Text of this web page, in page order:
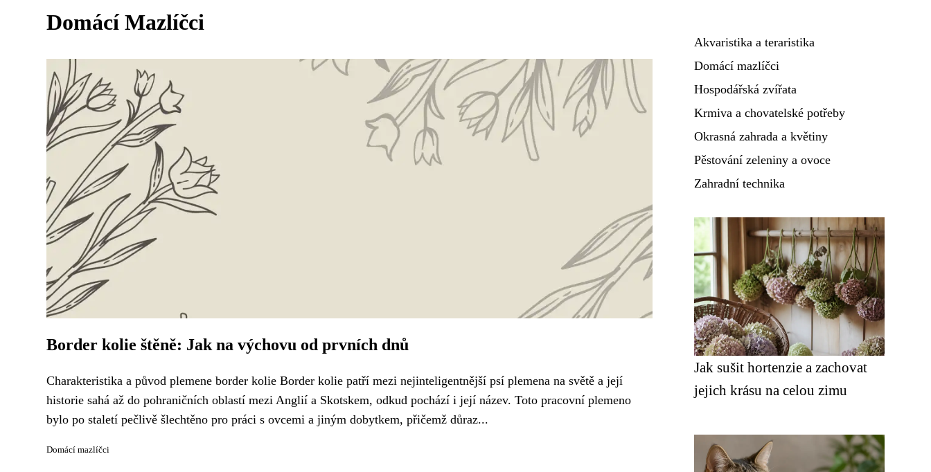
Domácí Mazlíčci
Border kolie štěně: Jak na výchovu od prvních dnů
Charakteristika a původ plemene border kolie Border kolie patří mezi nejinteligentnější psí plemena na světě a její
historie sahá až do pohraničních oblastí mezi Anglií a Skotskem, odkud pochází i její název. Toto pracovní plemeno
bylo po staletí pečlivě šlechtěno pro práci s ovcemi a jiným dobytkem, přičemž důraz...
Domácí mazlíčci
Akvaristika a teraristika
Domácí mazlíčci
Hospodářská zvířata
Krmiva a chovatelské potřeby
Okrasná zahrada a květiny
Pěstování zeleniny a ovoce
Zahradní technika
Jak sušit hortenzie a zachovat
jejich krásu na celou zimu